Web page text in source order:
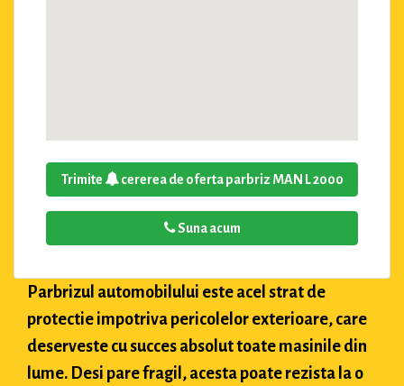
Trimite cererea de oferta parbriz MAN L 2000
Suna acum
Parbrizul automobilului este acel strat de
protectie impotriva pericolelor exterioare, care
deserveste cu succes absolut toate masinile din
lume. Desi pare fragil, acesta poate rezista la o